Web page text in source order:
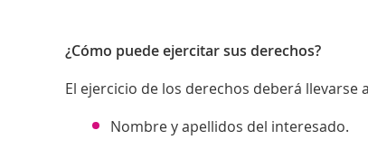
¿Cómo puede ejercitar sus derechos?
El ejercicio de los derechos deberá
Nombre y apellidos del interesado.